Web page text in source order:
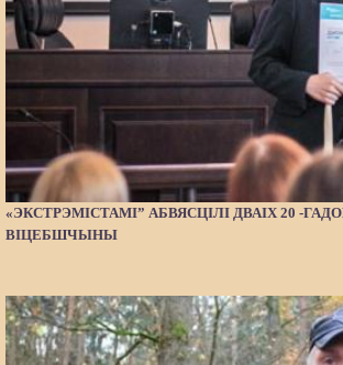
«ЭКСТРЭМІСТАМІ” АБВЯСЦІЛІ ДВАІХ 20 -
ВІЦЕБШЧЫНЫ